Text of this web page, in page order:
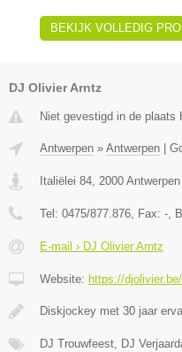
BEKIJK VOLLEDIG
DJ Olivier Arntz
Niet gevestigd in de plaats
Antwerpen » Antwerpen
Italiëlei 84, 2000 Antwerpen
Tel: 0475/877.876, Fax: -,
E-mail › DJ Olivier Arntz
Website: https://djolivier.be/
Diskjockey met 30 jaar
DJ Trouwfeest, DJ